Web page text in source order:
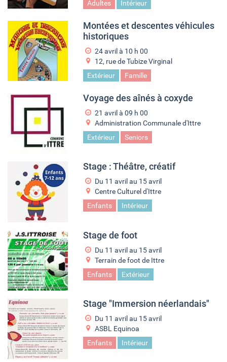
Adultes Intérieur
Montées et descentes véhicules
historiques
24 avril à 10 h 00
12, rue de Tubize Virginal
Extérieur
Famille
Voyage des aînés à coxyde
21 avril à 09 h 00
Administration Communale d'Ittre
Extérieur
Seniors
Stage : Théâtre, créatif
Du 11 avril au 15 avril
Centre Culturel d'Ittre
Enfants
Intérieur
Stage de foot
Du 11 avril au 15 avril
Terrain de foot de Ittre
Enfants
Extérieur
Stage "Immersion néerlandais"
Du 11 avril au 15 avril
ASBL Equinoa
Enfants
Intérieur